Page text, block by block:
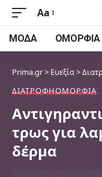
Font
Resizer
Aa
ΜΌΔΑ ΟΜΟΡΦΙΆ
Prima.gr> Ευεξία>
ΔΙΑΤΡΟΦΉΟΜΟΡΦΙΆ
τρως για
δέρμα